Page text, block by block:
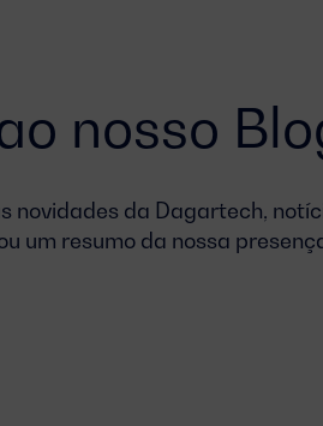
nosso
novidades da Dagartech,
um resumo da nossa